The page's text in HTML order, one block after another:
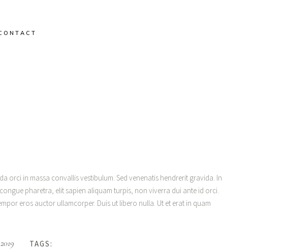
orci in massa convallis vestibulum. Sed venenatis hendrerit gravida. In
pharetra, elit sapien aliquam turpis, non viverra dui ante id orci.
eros auctor ullamcorper. Duis ut libero nulla. Ut et erat in quam
TAGS: